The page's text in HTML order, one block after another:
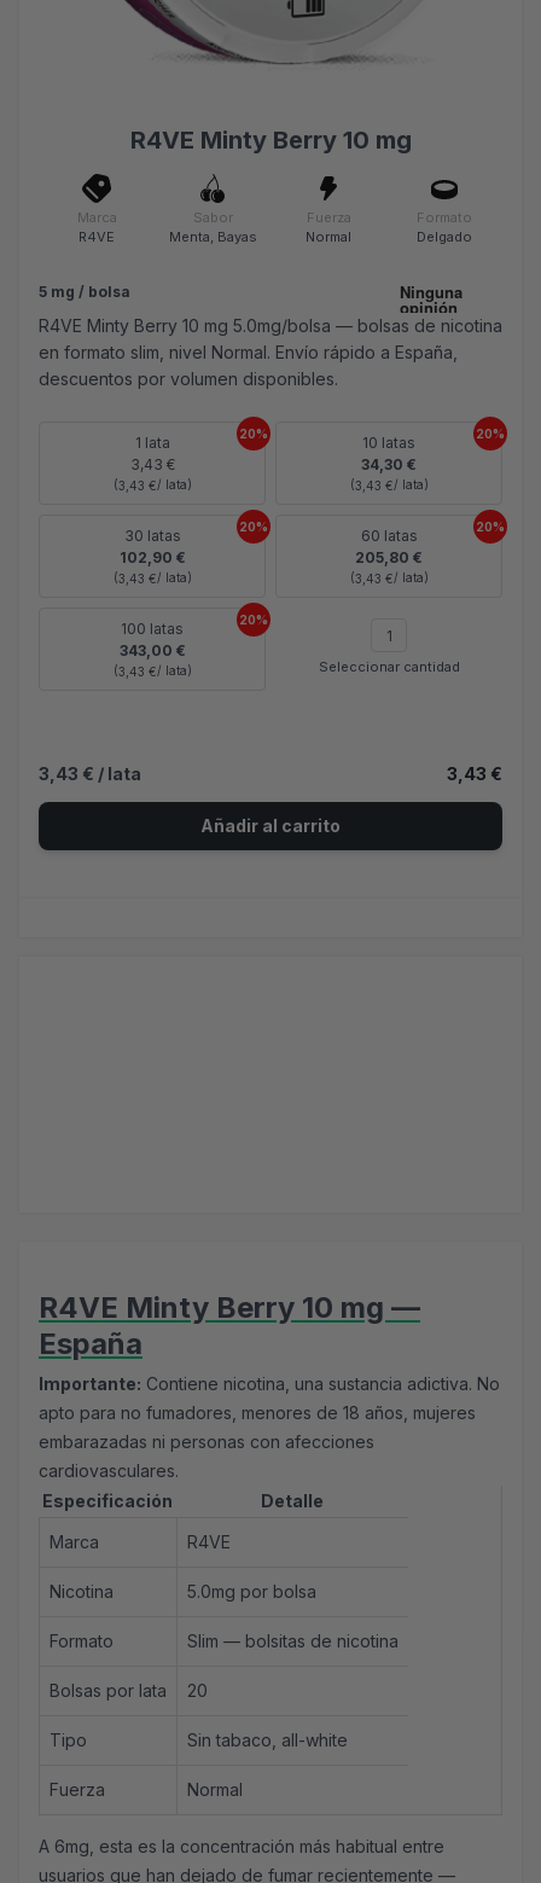
R4VE Minty Berry 10 mg
Marca
R4VE
Sabor
Menta, Bayas
Fuerza
Normal
Formato
Delgado
5 mg / bolsa
R4VE Minty Berry 10 mg 5.0mg/bolsa — bolsas de nicotina
en formato slim, nivel Normal. Envío rápido a España,
descuentos por volumen disponibles.
3,43 € / lata 3,43 €
Añadir al carrito
1 lata
3,43 €
(3,43 €/ lata)
20%
10 latas
34,30 €
(3,43 €/ lata)
20%
30 latas
102,90 €
(3,43 €/ lata)
20%
60 latas
205,80 €
(3,43 €/ lata)
20%
100 latas
343,00 €
(3,43 €/ lata)
20%
Seleccionar cantidad
R4VE Minty Berry 10 mg —
España
Importante: Contiene nicotina, una sustancia adictiva. No
apto para no fumadores, menores de 18 años, mujeres
embarazadas ni personas con afecciones
cardiovasculares.
Especificación
Detalle
Marca
R4VE
Nicotina 5.0mg por bolsa
Formato Slim — bolsitas de nicotina
Bolsas por lata 20
Tipo Sin tabaco, all-white
Fuerza Normal
A 6mg, esta es la concentración más habitual entre
usuarios que han dejado de fumar recientemente —